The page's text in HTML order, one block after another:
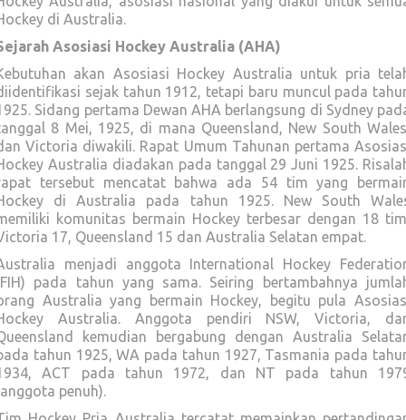
di Australia.
Asosiasi Hockey Australia (AHA)
akan Asosiasi Hockey Australia untuk pria
sejak tahun 1912, tetapi baru muncul pada
Sidang pertama Dewan AHA berlangsung di Sydney
8 Mei, 1925, di mana Queensland, New South
Victoria diwakili. Rapat Umum Tahunan pertama
Australia diadakan pada tanggal 29 Juni 1925.
tersebut mencatat bahwa ada 54 tim yang
di Australia pada tahun 1925. New South
komunitas bermain Hockey terbesar dengan 18
17, Queensland 15 dan Australia Selatan empat.
menjadi anggota International Hockey
pada tahun yang sama. Seiring bertambahnya
Australia yang bermain Hockey, begitu pula
Australia. Anggota pendiri NSW, Victoria,
kemudian bergabung dengan Australia
tahun 1925, WA pada tahun 1927, Tasmania pada
ACT pada tahun 1972, dan NT pada tahun
penuh).